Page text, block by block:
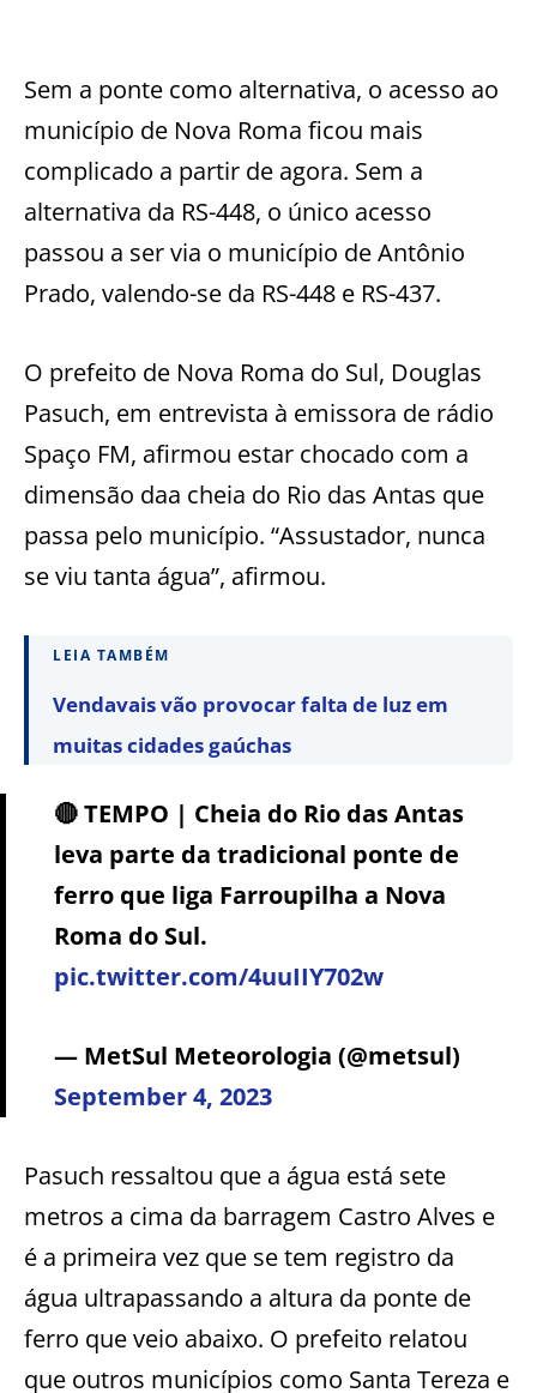
Sem a ponte como alternativa, o acesso ao
município de Nova Roma ficou mais
complicado a partir de agora. Sem a
alternativa da RS-448, o único acesso
passou a ser via o município de Antônio
Prado, valendo-se da RS-448 e RS-437.
O prefeito de Nova Roma do Sul, Douglas
Pasuch, em entrevista à emissora de rádio
Spaço FM, afirmou estar chocado com a
dimensão daa cheia do Rio das Antas que
passa pelo município. “Assustador, nunca
se viu tanta água”, afirmou.
LEIA TAMBÉM
Vendavais vão provocar falta de luz em
muitas cidades gaúchas
🔴 TEMPO | Cheia do Rio das Antas
leva parte da tradicional ponte de
ferro que liga Farroupilha a Nova
Roma do Sul.
pic.twitter.com/4uuIIY702w
— MetSul Meteorologia (@metsul)
September 4, 2023
Pasuch ressaltou que a água está sete
metros a cima da barragem Castro Alves e
é a primeira vez que se tem registro da
água ultrapassando a altura da ponte de
ferro que veio abaixo. O prefeito relatou
que outros municípios como Santa Tereza e